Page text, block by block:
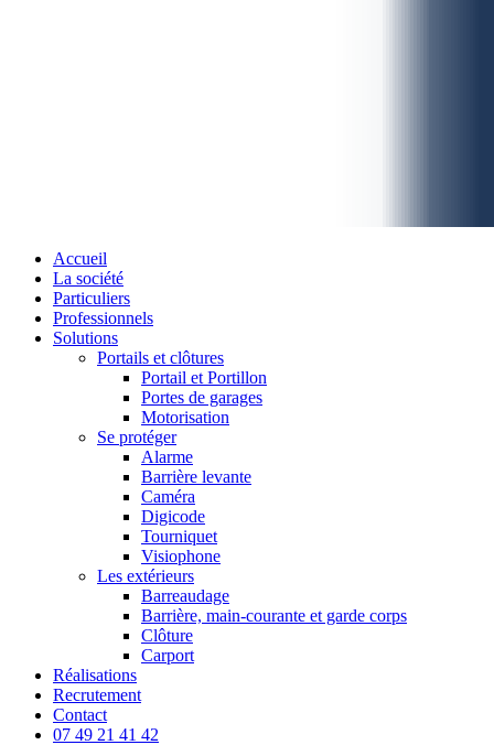
account
Menu
Accueil
La société
Particuliers
Professionnels
Solutions
Portails et clôtures
Portail et Portillon
Portes de garages
Motorisation
Se protéger
Alarme
Barrière levante
Caméra
Digicode
Tourniquet
Visiophone
Les extérieurs
Barreaudage
Barrière, main-courante et garde corps
Clôture
Carport
Réalisations
Recrutement
Contact
07 49 21 41 42